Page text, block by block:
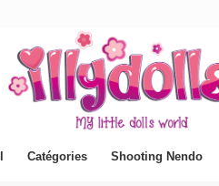
Catégories Shooting Nendo